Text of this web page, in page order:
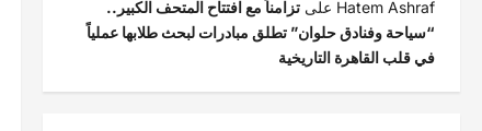
Hatem Ashraf علىتزامناً مع افتتاح المتحف الكبير..
“سياحة وفنادق حلوان” تطلق مبادرات لبحث طلابها عملياً
في قلب القاهرة التاريخية